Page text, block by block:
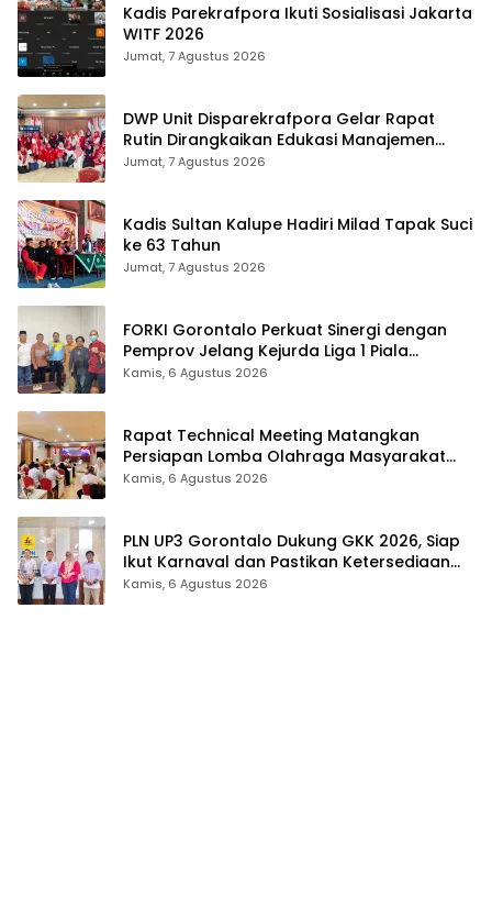
Kadis Parekrafpora Ikuti Sosialisasi Jakarta
WITF 2026
Jumat, 7 Agustus 2026
DWP Unit Disparekrafpora Gelar Rapat
Rutin Dirangkaikan Edukasi Manajemen
Stres
Jumat, 7 Agustus 2026
Kadis Sultan Kalupe Hadiri Milad Tapak Suci
ke 63 Tahun
Jumat, 7 Agustus 2026
FORKI Gorontalo Perkuat Sinergi dengan
Pemprov Jelang Kejurda Liga 1 Piala
Gubernur 2026
Kamis, 6 Agustus 2026
Rapat Technical Meeting Matangkan
Persiapan Lomba Olahraga Masyarakat
Tingkat Provinsi Gorontalo
Kamis, 6 Agustus 2026
PLN UP3 Gorontalo Dukung GKK 2026, Siap
Ikut Karnaval dan Pastikan Ketersediaan
Listrik
Kamis, 6 Agustus 2026